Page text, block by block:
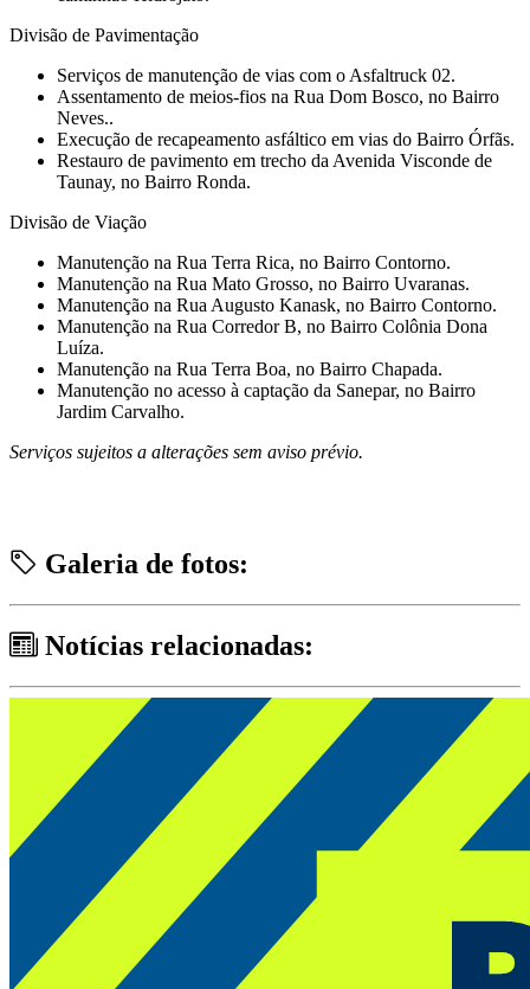
Divisão de Pavimentação
Serviços de manutenção de vias com o Asfaltruck 02.
Assentamento de meios-fios na Rua Dom Bosco, no Bairro
Neves..
Execução de recapeamento asfáltico em vias do Bairro Órfãs.
⁠Restauro de pavimento em trecho da Avenida Visconde de
Taunay, no Bairro Ronda.
Divisão de Viação
Manutenção na Rua Terra Rica, no Bairro Contorno.
Manutenção na Rua Mato Grosso, no Bairro Uvaranas.
Manutenção na Rua Augusto Kanask, no Bairro Contorno.
⁠Manutenção na Rua Corredor B, no Bairro Colônia Dona
Luíza.
⁠Manutenção na Rua Terra Boa, no Bairro Chapada.
⁠Manutenção no acesso à captação da Sanepar, no Bairro
Jardim Carvalho.
Serviços sujeitos a alterações sem aviso prévio.
Galeria de fotos:
Notícias relacionadas: